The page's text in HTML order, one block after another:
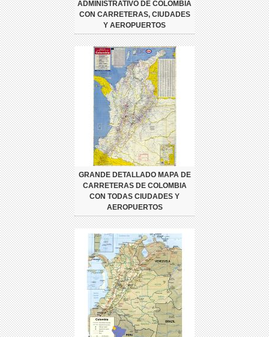
ADMINISTRATIVO DE COLOMBIA
CON CARRETERAS, CIUDADES
Y AEROPUERTOS
GRANDE DETALLADO MAPA DE
CARRETERAS DE COLOMBIA
CON TODAS CIUDADES Y
AEROPUERTOS